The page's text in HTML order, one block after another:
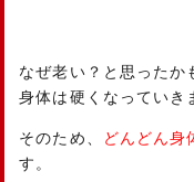
なぜ老い？と思ったか
身体は硬くなっていき
そのため、 どんどん身
す。